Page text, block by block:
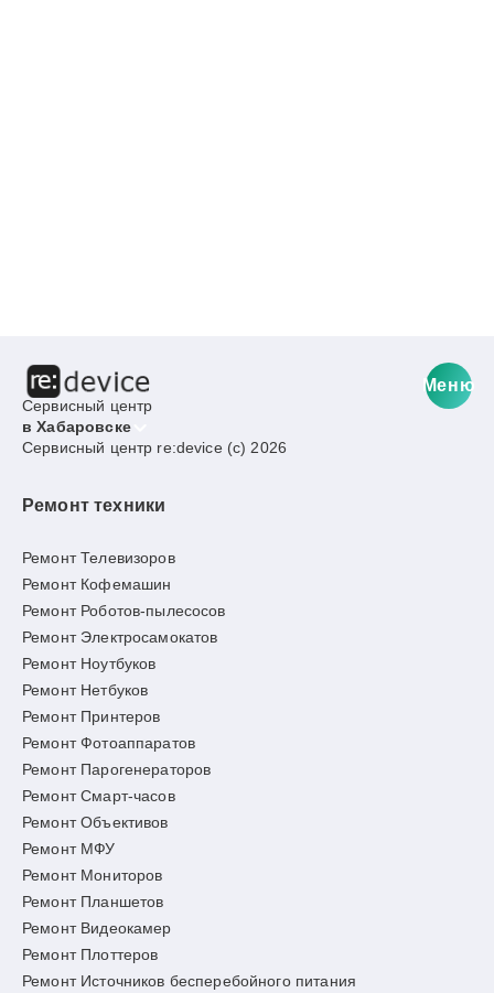
Сервисный центр
в Хабаровске
Меню
Сервисный центр re:device (c) 2026
Ремонт техники
Ремонт Телевизоров
Ремонт Кофемашин
Ремонт Роботов-пылесосов
Ремонт Электросамокатов
Ремонт Ноутбуков
Ремонт Нетбуков
Ремонт Принтеров
Ремонт Фотоаппаратов
Ремонт Парогенераторов
Ремонт Смарт-часов
Ремонт Объективов
Ремонт МФУ
Ремонт Мониторов
Ремонт Планшетов
Ремонт Видеокамер
Ремонт Плоттеров
Ремонт Источников бесперебойного питания